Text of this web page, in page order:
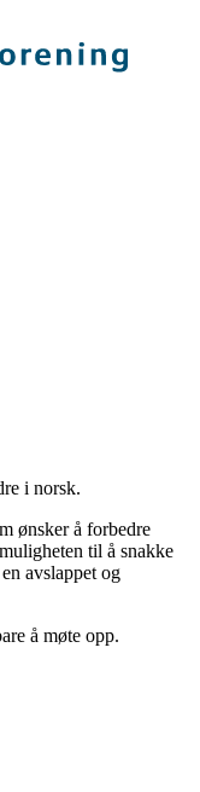
i norsk.
ønsker å forbedre
til å snakke
avslappet og
å møte opp.